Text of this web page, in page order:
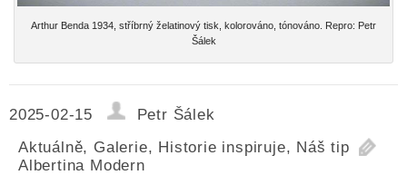
Arthur Benda 1934, stříbrný želatinový tisk, kolorováno, tónováno. Repro: Petr
Šálek
2025-02-15
Petr Šálek
Aktuálně, Galerie, Historie inspiruje, Náš tip
Albertina Modern